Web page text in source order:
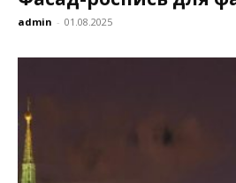
admin - 01.08.2025